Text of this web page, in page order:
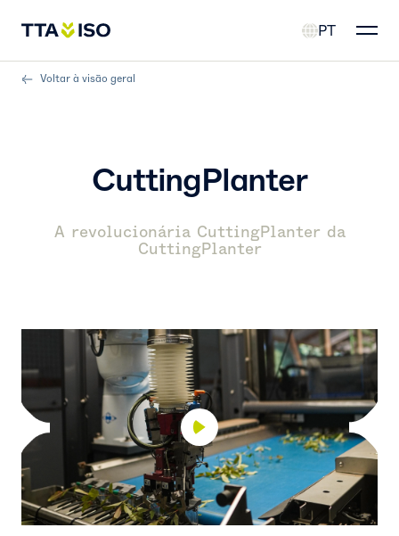
PT
Voltar à visão geral
CuttingPlanter
A revolucionária CuttingPlanter da
CuttingPlanter